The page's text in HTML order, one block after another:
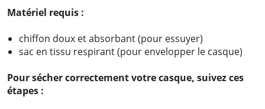
Matériel requis :
chiffon doux et absorbant (pour essuyer)
sac en tissu respirant (pour envelopper le casque)
Pour sécher correctement votre casque, suivez ces
étapes :